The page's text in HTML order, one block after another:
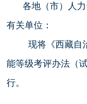
各地（市）人
有关单位：
现将《西藏自
能等级考评办法（
行。